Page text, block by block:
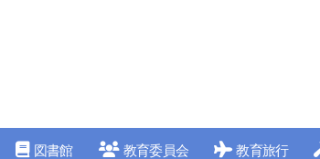
図書館 教育委員会 教育旅行